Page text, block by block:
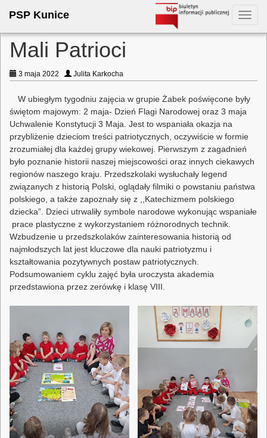
PSP Kunice
Mali Patrioci
3 maja 2022 Julita Karkocha
W ubiegłym tygodniu zajęcia w grupie Żabek poświęcone były
świętom majowym: 2 maja- Dzień Flagi Narodowej oraz 3 maja
Uchwalenie Konstytucji 3 Maja. Jest to wspaniała okazja na
przybliżenie dzieciom treści patriotycznych, oczywiście w formie
zrozumiałej dla każdej grupy wiekowej. Pierwszym z zagadnień
było poznanie historii naszej miejscowości oraz innych ciekawych
regionów naszego kraju. Przedszkolaki wysłuchały legend
związanych z historią Polski, oglądały filmiki o powstaniu państwa
polskiego, a także zapoznały się z ,,Katechizmem polskiego
dziecka”. Dzieci utrwaliły symbole narodowe wykonując wspaniałe
prace plastyczne z wykorzystaniem różnorodnych technik.
Wzbudzenie u przedszkolaków zainteresowania historią od
najmłodszych lat jest kluczowe dla nauki patriotyzmu i
kształtowania pozytywnych postaw patriotycznych.
Podsumowaniem cyklu zajęć była uroczysta akademia
przedstawiona przez zerówkę i klasę VIII.